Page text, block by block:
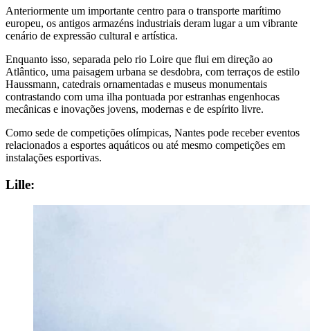
Anteriormente um importante centro para o transporte marítimo
europeu, os antigos armazéns industriais deram lugar a um vibrante
cenário de expressão cultural e artística.
Enquanto isso, separada pelo rio Loire que flui em direção ao
Atlântico, uma paisagem urbana se desdobra, com terraços de estilo
Haussmann, catedrais ornamentadas e museus monumentais
contrastando com uma ilha pontuada por estranhas engenhocas
mecânicas e inovações jovens, modernas e de espírito livre.
Como sede de competições olímpicas, Nantes pode receber eventos
relacionados a esportes aquáticos ou até mesmo competições em
instalações esportivas.
Lille: